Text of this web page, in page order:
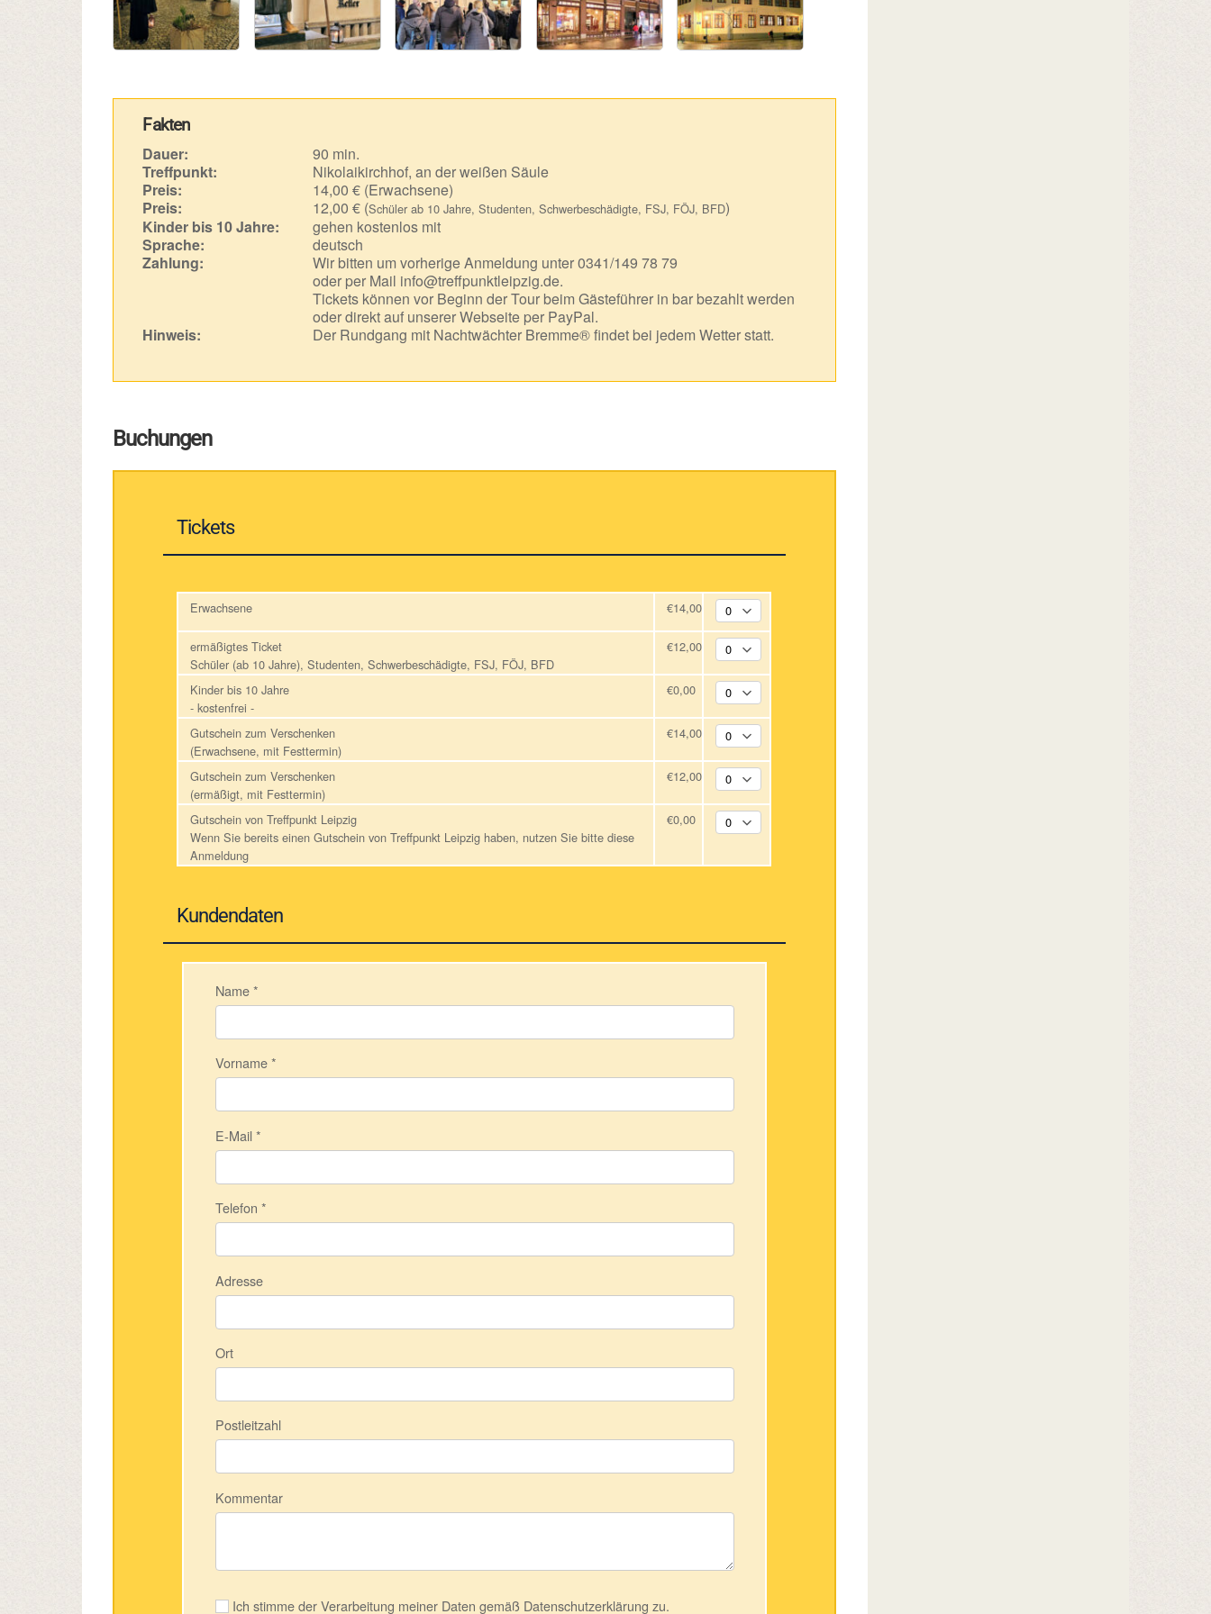
Fakten
Dauer:
90 min.
Treffpunkt:
Nikolaikirchhof, an der weißen Säule
Preis:
14,00 € (Erwachsene)
Preis:
12,00 € (Schüler ab 10 Jahre, Studenten, Schwerbeschädigte, FSJ, FÖJ, BFD)
Kinder bis 10 Jahre:
gehen kostenlos mit
Sprache:
deutsch
Zahlung:
Wir bitten um vorherige Anmeldung unter 0341/149 78 79
oder per Mail info@treffpunktleipzig.de.
Tickets können vor Beginn der Tour beim Gästeführer in bar bezahlt werden
oder direkt auf unserer Webseite per PayPal.
Hinweis:
Der Rundgang mit Nachtwächter Bremme® findet bei jedem Wetter statt.
Buchungen
Tickets
Erwachsene €14,00
ermäßigtes Ticket
Schüler (ab 10 Jahre), Studenten, Schwerbeschädigte, FSJ, FÖJ, BFD
€12,00
Kinder bis 10 Jahre
- kostenfrei -
€0,00
Gutschein zum Verschenken
(Erwachsene, mit Festtermin)
€14,00
Gutschein zum Verschenken
(ermäßigt, mit Festtermin)
€12,00
Gutschein von Treffpunkt Leipzig
Wenn Sie bereits einen Gutschein von Treffpunkt Leipzig haben, nutzen Sie bitte diese
Anmeldung
€0,00
Kundendaten
Name*
Vorname*
E-Mail*
Telefon *
Adresse
Ort
Postleitzahl
Kommentar
Ich stimme der Verarbeitung meiner Daten gemäß Datenschutzerklärung zu.